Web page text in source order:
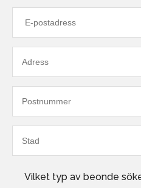
Vilket typ av beonde